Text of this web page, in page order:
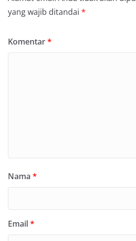
yang wajib ditandai *
Komentar*
Nama *
Email*